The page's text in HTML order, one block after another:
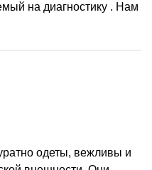
на диагностику . Нам
одеты, вежливы и